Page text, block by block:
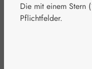
können Sie dem
entnehmen.
Die mit einem Stern
Pflichtfelder.